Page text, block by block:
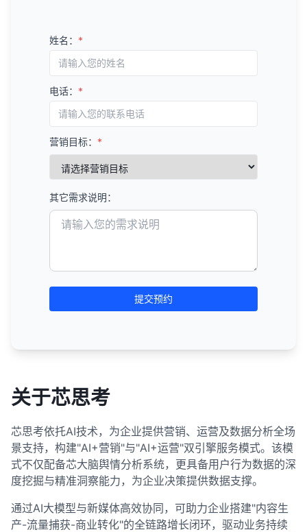
姓名： *
电话： *
营销目标： *
其它需求说明：
提交预约
关于芯思考
芯思考依托AI技术，为企业提供营销、运营及数据分析全场
景支持，构建"AI+营销"与"AI+运营"双引擎服务模式。该模
式不仅配备芯大脑舆情分析系统，更具备用户行为数据的深
度挖掘与精准洞察能力，为企业决策提供数据支撑。
通过AI大模型与新媒体高效协同，可助力企业搭建"内容生
产-流量捕获-商业转化"的全链路增长闭环，驱动业务持续